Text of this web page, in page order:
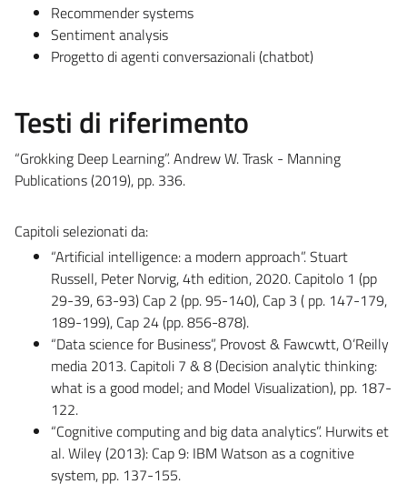
Recommender systems
Sentiment analysis
Progetto di agenti conversazionali (chatbot)
Testi di riferimento
“Grokking Deep Learning”. Andrew W. Trask - Manning
Publications (2019), pp. 336.
Capitoli selezionati da:
“Artificial intelligence: a modern approach”. Stuart
Russell, Peter Norvig, 4th edition, 2020. Capitolo 1 (pp
29-39, 63-93) Cap 2 (pp. 95-140), Cap 3 ( pp. 147-179,
189-199), Cap 24 (pp. 856-878).
“Data science for Business”, Provost & Fawcwtt, O’Reilly
media 2013. Capitoli 7 & 8 (Decision analytic thinking:
what is a good model; and Model Visualization), pp. 187-
122.
“Cognitive computing and big data analytics”. Hurwits et
al. Wiley (2013): Cap 9: IBM Watson as a cognitive
system, pp. 137-155.